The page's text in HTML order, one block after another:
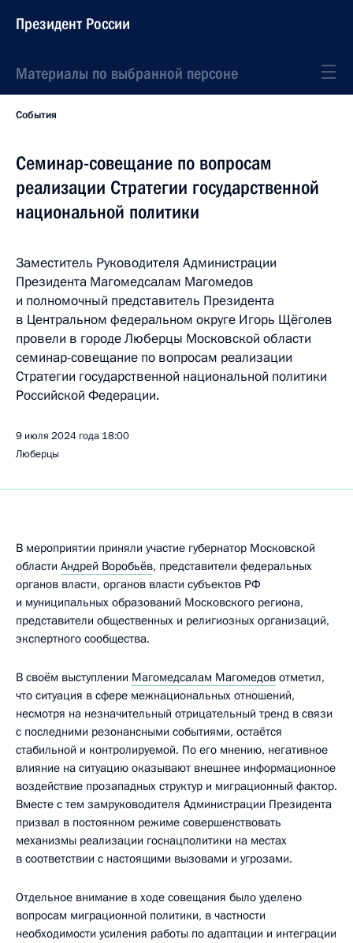
Президент России
Материалы по выбранной персоне
События
Семинар-совещание по вопросам
реализации Стратегии государственной
национальной политики
Заместитель Руководителя Администрации
Президента Магомедсалам Магомедов
и полномочный представитель Президента
в Центральном федеральном округе Игорь Щёголев
провели в городе Люберцы Московской области
семинар-совещание по вопросам реализации
Стратегии государственной национальной политики
Российской Федерации.
9 июля 2024 года 18:00
Люберцы
B мероприятии приняли участие губернатор Московской
области Андрей Воробьёв, представители федеральных
органов власти, органов власти субъектов РФ
и муниципальных образований Московского региона,
представители общественных и религиозных организаций,
экспертного сообщества.
В своём выступлении Магомедсалам Магомедов отметил,
что ситуация в сфере межнациональных отношений,
несмотря на незначительный отрицательный тренд в связи
с последними резонансными событиями, остаётся
стабильной и контролируемой. По его мнению, негативное
влияние на ситуацию оказывают внешнее информационное
воздействие прозападных структур и миграционный фактор.
Вместе с тем замруководителя Администрации Президента
призвал в постоянном режиме совершенствовать
механизмы реализации госнацполитики на местах
в соответствии с настоящими вызовами и угрозами.
Отдельное внимание в ходе совещания было уделено
вопросам миграционной политики, в частности
необходимости усиления работы по адаптации и интеграции